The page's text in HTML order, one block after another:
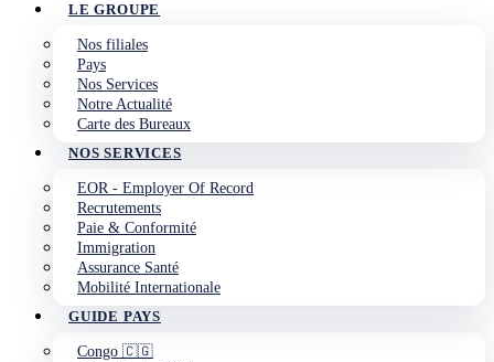
LE GROUPE
Nos filiales
Pays
Nos Services
Notre Actualité
Carte des Bureaux
NOS SERVICES
EOR - Employer Of Record
Recrutements
Paie & Conformité
Immigration
Assurance Santé
Mobilité Internationale
GUIDE PAYS
Congo 🇨🇬